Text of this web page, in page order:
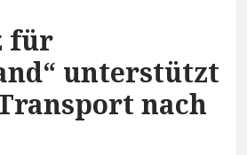
für
unterstützt
nach